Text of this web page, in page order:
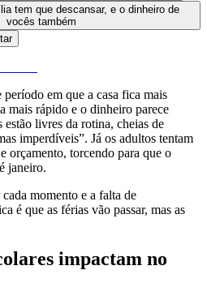
tem que descansar, e o dinheiro de
vocês também
período em que a casa fica mais
mais rápido e o dinheiro parece
livres da rotina, cheias de
imperdíveis”. Já os adultos tentam
orçamento, torcendo para que o
janeiro.
momento e a falta de
é que as férias vão passar, mas as
impactam no